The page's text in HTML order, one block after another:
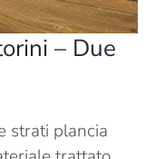
– Due
strati plancia